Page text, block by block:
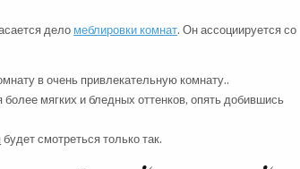
дело меблировки комнат. Он ассоциируется со
в очень привлекательную комнату..
мягких и бледных оттенков, опять добившись
будет смотреться только так.